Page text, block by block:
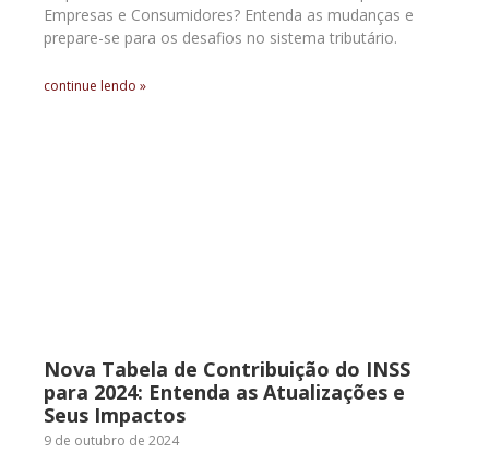
Empresas e Consumidores? Entenda as mudanças e
prepare-se para os desafios no sistema tributário.
continue lendo »
Nova Tabela de Contribuição do INSS
para 2024: Entenda as Atualizações e
Seus Impactos
9 de outubro de 2024